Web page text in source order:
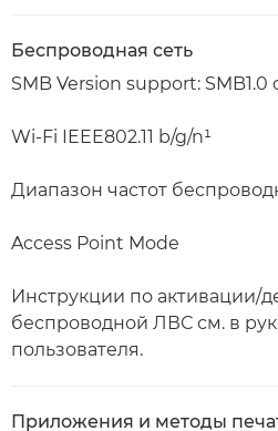
Беспроводная сеть
SMB Version support: SMB1.0
Wi-Fi IEEE802.11 b/g/n¹
Диапазон частот
Access Point Mode
Инструкции по активации/
беспроводной ЛВС см. в
пользователя.
Приложения и методы